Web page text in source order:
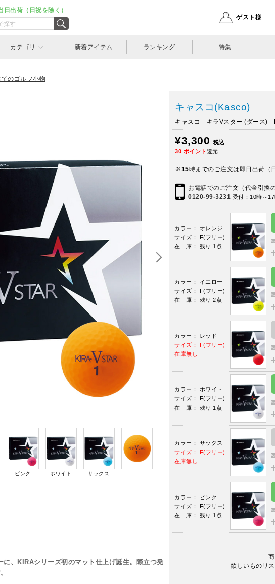
日出荷（日祝を除く）
ゲスト様
カテゴリ 新着アイテム ランキング 特集
てのゴルフ小物
ピンク ホワイト サックス
、KIRAシリーズ初のマット仕上げ誕生。際立つ発
キャスコ(Kasco)
キャスコ キラVスター (ダース)
¥3,300
税込
30 ポイント 還元
※15時までのご注文は即日出荷（
お電話でのご注文（代金引換の
0120-99-3231 受付：10時～17
カラー： オレンジ
サイズ： F(フリー)
在 庫： 残り 1点
カラー： イエロー
サイズ： F(フリー)
在 庫： 残り 2点
カラー： レッド
サイズ： F(フリー)
在庫無し
カラー： ホワイト
サイズ： F(フリー)
在 庫： 残り 1点
カラー： サックス
サイズ： F(フリー)
在庫無し
カラー： ピンク
サイズ： F(フリー)
在 庫： 残り 1点
欲しいものリ